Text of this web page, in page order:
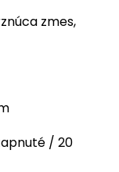
zmes,
/ 20